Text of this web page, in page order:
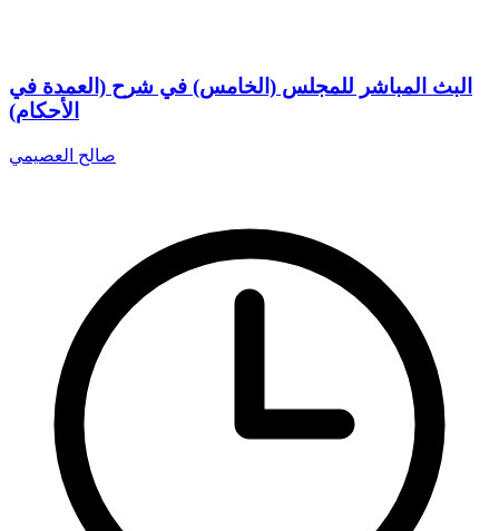
البث المباشر للمجلس (الخامس) في شرح (العمدة في
الأحكام)
صالح العصيمي